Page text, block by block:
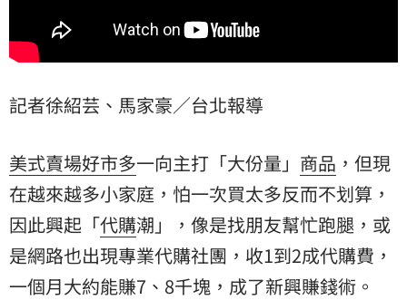
記者徐紹芸、馬家豪／台北報導
美式賣場好市多一向主打「大份量」 商品 ，但現
在越來越多小家庭，怕一次買太多反而不划算，
因此興起「代購潮」，像是找朋友幫忙跑腿，或
是網路也出現專業代購社團，收1到2成代購費，
一個月大約能賺7、8千塊，成了新興賺錢術。